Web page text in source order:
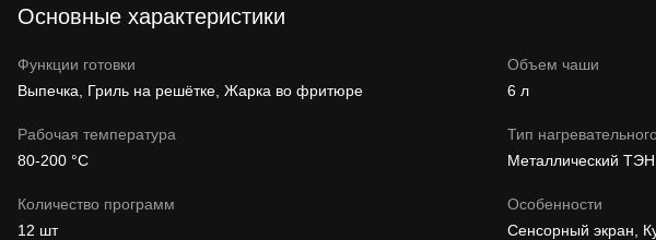
Основные характеристики
Функции готовки
Выпечка, Гриль на решётке, Жарка во фритюре
Объем чаши
6 л
Рабочая температура
80-200 °C
Тип
Металлический ТЭН
Количество программ
12 шт
Особенности
Сенсорный экран,